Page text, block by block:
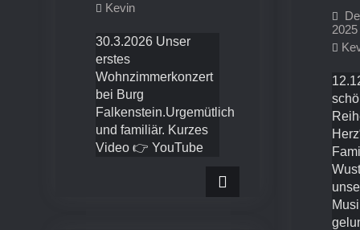
Kevin
30.3.2026 Unser
erstes
Wohnzimmerkonzert
bei Burg
Falkenstein.Urgemütlich
und familiär. Kurzes
Video 👉 YouTube
2025